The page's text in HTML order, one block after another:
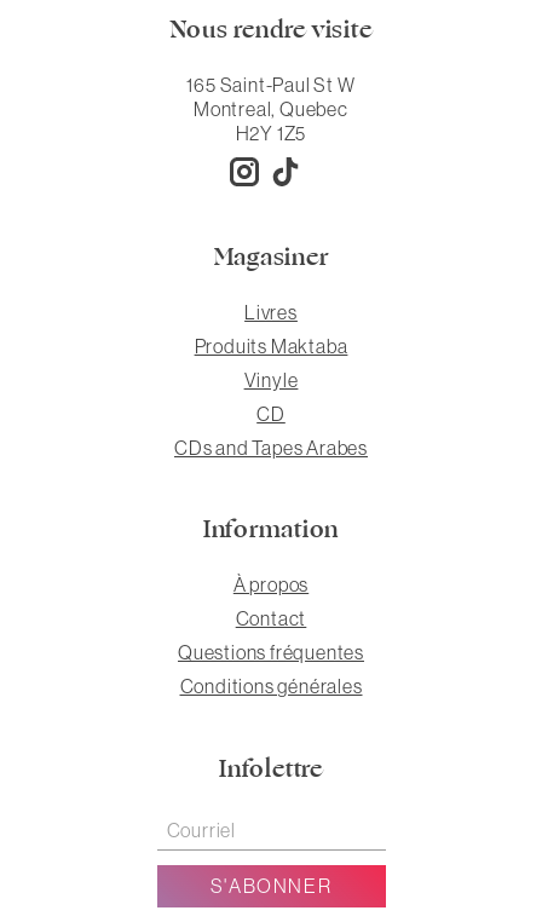
Nous rendre visite
165 Saint-Paul St W
Montreal, Quebec
H2Y 1Z5
Magasiner
Livres
Produits Maktaba
Vinyle
CD
CDs and Tapes Arabes
Information
À propos
Contact
Questions fréquentes
Conditions générales
Infolettre